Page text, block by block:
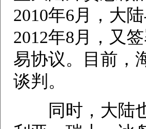
2010年6月，大
2012年8月，又
易协议。目前，
谈判。
同时，大陆也